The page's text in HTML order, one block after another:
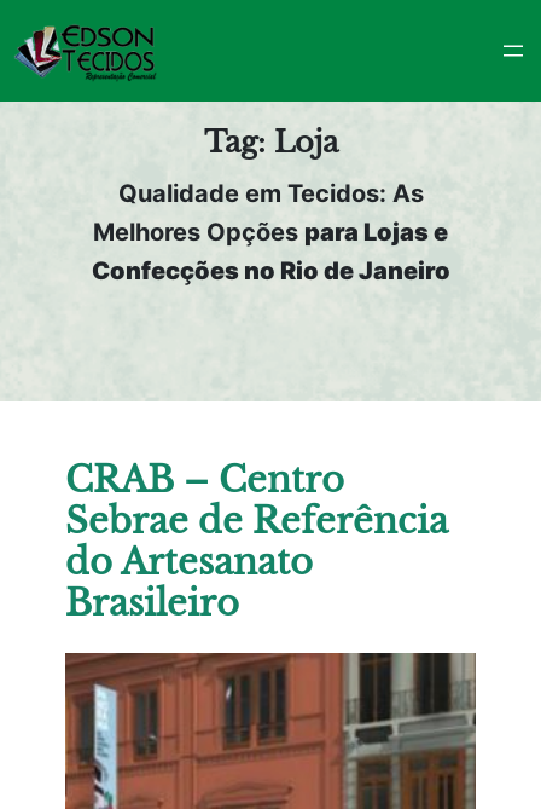
Pular
para
o
Tag: Loja
Qualidade em Tecidos: As
Melhores Opções para Lojas e
Confecções no Rio de Janeiro
CRAB – Centro
Sebrae de Referência
do Artesanato
Brasileiro